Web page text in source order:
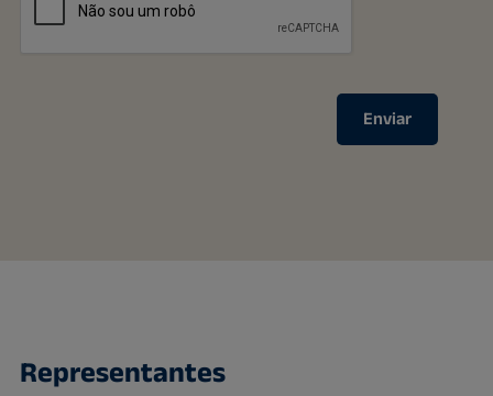
Enviar
Representantes